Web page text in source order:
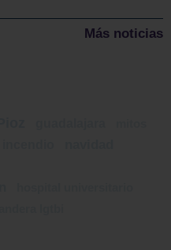
Más noticias